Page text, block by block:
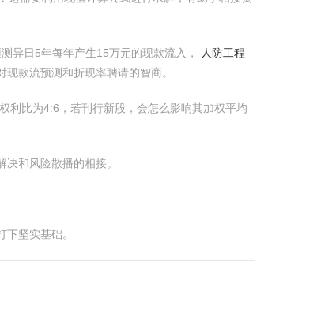
异日5年每年产生15万元的现款流入，
人防工程
款流预测和折现率聘请的智商。
利比为4:6，若刊行新股，会怎么影响其加权平均
和风险散播的相接。
坚实基础。